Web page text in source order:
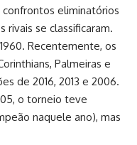
eliminatórios
rivais se classificaram.
Recentemente, os
Palmeiras e
de 2016, 2013 e 2006.
o torneio teve
naquele ano), mas